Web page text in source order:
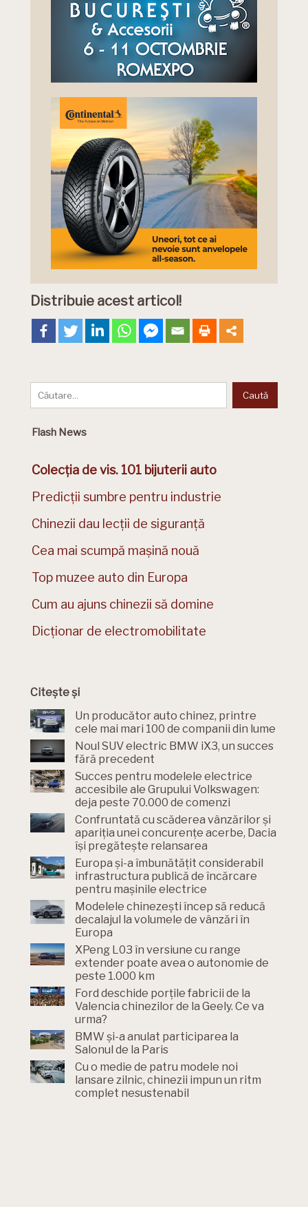
Distribuie acest articol!
Flash News
Colecția de vis. 101 bijuterii auto
Predicții sumbre pentru industrie
Chinezii dau lecții de siguranță
Cea mai scumpă mașină nouă
Top muzee auto din Europa
Cum au ajuns chinezii să domine
Dicționar de electromobilitate
Citește și
Un producător auto chinez, printre
cele mai mari 100 de companii din lume
Noul SUV electric BMW iX3, un succes
fără precedent
Succes pentru modelele electrice
accesibile ale Grupului Volkswagen:
deja peste 70.000 de comenzi
Confruntată cu scăderea vânzărilor și
apariția unei concurențe acerbe, Dacia
își pregătește relansarea
Europa și-a îmbunătățit considerabil
infrastructura publică de încărcare
pentru mașinile electrice
Modelele chinezești încep să reducă
decalajul la volumele de vânzări în
Europa
XPeng L03 în versiune cu range
extender poate avea o autonomie de
peste 1.000 km
Ford deschide porțile fabricii de la
Valencia chinezilor de la Geely. Ce va
urma?
BMW și-a anulat participarea la
Salonul de la Paris
Cu o medie de patru modele noi
lansare zilnic, chinezii impun un ritm
complet nesustenabil